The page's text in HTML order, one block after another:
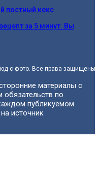
постный кекс
за 5 минут. Вы
с фото. Все права защищены.
материалы с
по
публикуемом
источник